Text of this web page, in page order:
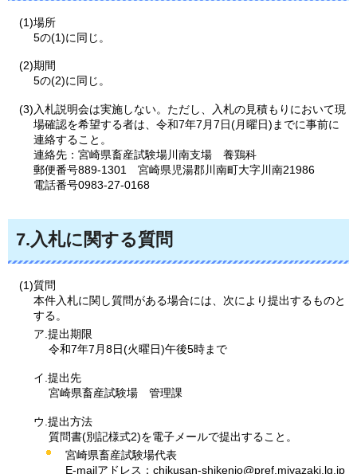
(1)場所
5の(1)に同じ。
(2)期間
5の(2)に同じ。
(3)入札説明会は実施しない。ただし、入札の見積もりにおいて現
場確認を希望する者は、令和7年7月7日(月曜日)までに事前に
連絡すること。
連絡先：宮崎県畜産試験場川南支場
養鶏科
郵便番号889-1301
宮崎県児湯郡川南町大字川南21986
電話番号0983-27-0168
7.入札に関する質問
(1)質問
本件入札に関し質問がある場合には、次により提出するものと
する。
ア.提出期限
令和7年7月8日(火曜日)午後5時まで
イ.提出先
宮崎県畜産試験場
管理課
ウ.提出方法
質問書(別記様式2)を電子メールで提出すること。
宮崎県畜産試験場代表
E-mailアドレス：chikusan-shikenjo@pref.miyazaki.lg.jp